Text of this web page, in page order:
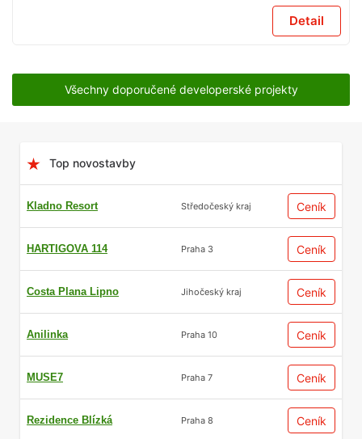
Detail
Všechny doporučené developerské projekty
Top novostavby
Kladno Resort Středočeský kraj Ceník
HARTIGOVA 114 Praha 3 Ceník
Costa Plana Lipno Jihočeský kraj Ceník
Anilinka Praha 10 Ceník
MUSE7 Praha 7 Ceník
Rezidence Blízká Praha 8 Ceník